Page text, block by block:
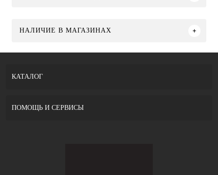
НАЛИЧИЕ В МАГАЗИНАХ
КАТАЛОГ
ПОМОЩЬ И СЕРВИСЫ